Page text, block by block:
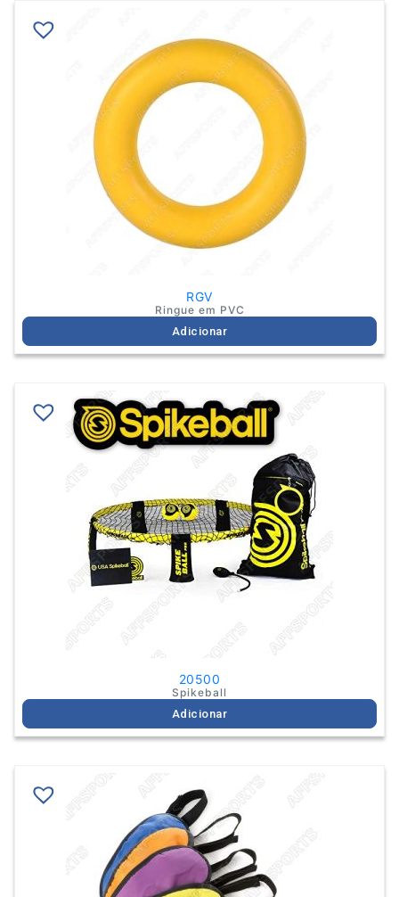
RGV
Ringue em PVC
Adicionar
20500
Spikeball
Adicionar